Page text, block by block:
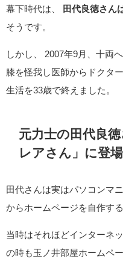
幕下時代は、
田代良徳さん
そうです。
しかし、 2007年9月、十両
膝を怪我し医師からドクタ
生活を33歳で終えました。
元力士の田代良
レアさん」に登
田代さんは実はパソコンマ
からホームページを自作す
当時はそれほどインターネ
の時も玉ノ井部屋ホームペ